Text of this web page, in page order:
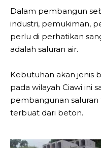
Dalam pembangun
industri, pemukiman,
perlu di perhatikan
adalah saluran air.
Kebutuhan akan jenis
pada wilayah Ciawi ini
pembangunan
terbuat dari beton.